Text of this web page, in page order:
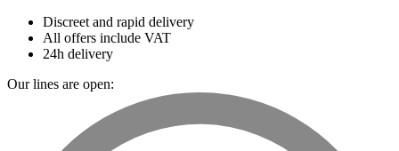
Discreet and rapid delivery
All offers include VAT
24h delivery
Our lines are open: